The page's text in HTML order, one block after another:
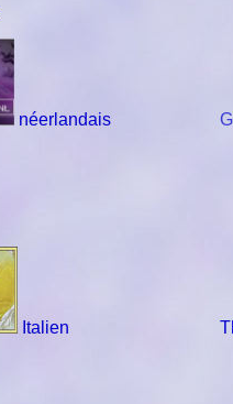
néerlandais
Italien